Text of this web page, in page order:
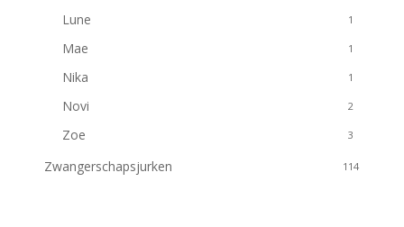
Lune 1
Mae 1
Nika 1
Novi 2
Zoe 3
Zwangerschapsjurken 114